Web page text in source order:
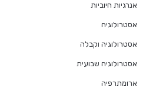
אנרגיות חיוביות
אסטרולוגיה
אסטרולוגיה וקבלה
אסטרולוגיה שבועית
ארומתרפיה